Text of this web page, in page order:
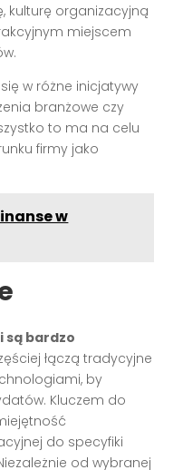
kulturę organizacyjną
miejscem
w różne inicjatywy
branżowe czy
to ma na celu
firmy jako
w
bardzo
łączą tradycyjne
by
Kluczem do
do specyfiki
od wybranej